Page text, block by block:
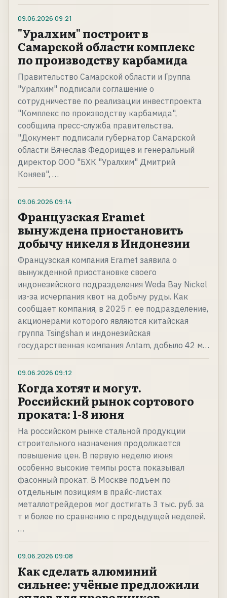
09.06.2026 09:21
"Уралхим" построит в
Самарской области комплекс
по производству карбамида
Правительство Самарской области и Группа
"Уралхим" подписали соглашение о
сотрудничестве по реализации инвестпроекта
"Комплекс по производству карбамида",
сообщила пресс-служба правительства.
"Документ подписали губернатор Самарской
области Вячеслав Федорищев и генеральный
директор ООО "БХК "Уралхим" Дмитрий
Коняев", …
09.06.2026 09:14
Французская Eramet
вынуждена приостановить
добычу никеля в Индонезии
Французская компания Eramet заявила о
вынужденной приостановке своего
индонезийского подразделения Weda Bay Nickel
из-за исчерпания квот на добычу руды. Как
сообщает компания, в 2025 г. ее подразделение,
акционерами которого являются китайская
группа Tsingshan и индонезийская
государственная компания Antam, добыло 42 м…
09.06.2026 09:12
Когда хотят и могут.
Российский рынок сортового
проката: 1-8 июня
На российском рынке стальной продукции
строительного назначения продолжается
повышение цен. В первую неделю июня
особенно высокие темпы роста показывал
фасонный прокат. В Москве подъем по
отдельным позициям в прайс-листах
металлотрейдеров мог достигать 3 тыс. руб. за
т и более по сравнению с предыдущей неделей.
…
09.06.2026 09:08
Как сделать алюминий
сильнее: учёные предложили